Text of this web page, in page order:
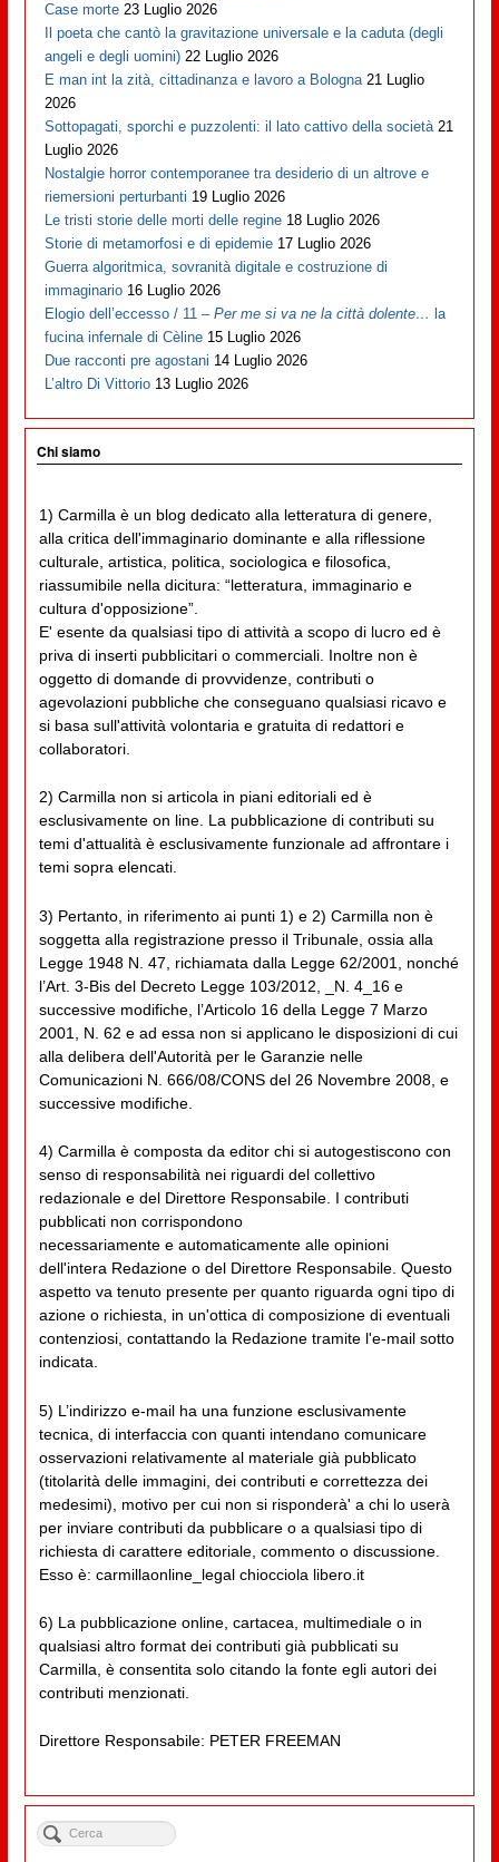
Case morte 23 Luglio 2026
Il poeta che cantò la gravitazione universale e la caduta (degli
angeli e degli uomini) 22 Luglio 2026
E man int la zità, cittadinanza e lavoro a Bologna 21 Luglio
2026
Sottopagati, sporchi e puzzolenti: il lato cattivo della società 21
Luglio 2026
Nostalgie horror contemporanee tra desiderio di un altrove e
riemersioni perturbanti 19 Luglio 2026
Le tristi storie delle morti delle regine 18 Luglio 2026
Storie di metamorfosi e di epidemie 17 Luglio 2026
Guerra algoritmica, sovranità digitale e costruzione di
immaginario 16 Luglio 2026
Elogio dell’eccesso / 11 –Per me si va ne la città dolente… la
fucina infernale di Cèline 15 Luglio 2026
Due racconti pre agostani 14 Luglio 2026
L’altro Di Vittorio 13 Luglio 2026
Chi siamo
1) Carmilla è un blog dedicato alla letteratura di genere,
alla critica dell'immaginario dominante e alla riflessione
culturale, artistica, politica, sociologica e filosofica,
riassumibile nella dicitura: “letteratura, immaginario e
cultura d'opposizione”.
E' esente da qualsiasi tipo di attività a scopo di lucro ed è
priva di inserti pubblicitari o commerciali. Inoltre non è
oggetto di domande di provvidenze, contributi o
agevolazioni pubbliche che conseguano qualsiasi ricavo e
si basa sull'attività volontaria e gratuita di redattori e
collaboratori.
2) Carmilla non si articola in piani editoriali ed è
esclusivamente on line. La pubblicazione di contributi su
temi d'attualità è esclusivamente funzionale ad affrontare i
temi sopra elencati.
3) Pertanto, in riferimento ai punti 1) e 2) Carmilla non è
soggetta alla registrazione presso il Tribunale, ossia alla
Legge 1948 N. 47, richiamata dalla Legge 62/2001, nonché
l’Art. 3-Bis del Decreto Legge 103/2012, _N. 4_16 e
successive modifiche, l’Articolo 16 della Legge 7 Marzo
2001, N. 62 e ad essa non si applicano le disposizioni di cui
alla delibera dell'Autorità per le Garanzie nelle
Comunicazioni N. 666/08/CONS del 26 Novembre 2008, e
successive modifiche.
4) Carmilla è composta da editor chi si autogestiscono con
senso di responsabilità nei riguardi del collettivo
redazionale e del Direttore Responsabile. I contributi
pubblicati non corrispondono
necessariamente e automaticamente alle opinioni
dell'intera Redazione o del Direttore Responsabile. Questo
aspetto va tenuto presente per quanto riguarda ogni tipo di
azione o richiesta, in un'ottica di composizione di eventuali
contenziosi, contattando la Redazione tramite l'e-mail sotto
indicata.
5) L’indirizzo e-mail ha una funzione esclusivamente
tecnica, di interfaccia con quanti intendano comunicare
osservazioni relativamente al materiale già pubblicato
(titolarità delle immagini, dei contributi e correttezza dei
medesimi), motivo per cui non si risponderà' a chi lo userà
per inviare contributi da pubblicare o a qualsiasi tipo di
richiesta di carattere editoriale, commento o discussione.
Esso è: carmillaonline_legal chiocciola libero.it
6) La pubblicazione online, cartacea, multimediale o in
qualsiasi altro format dei contributi già pubblicati su
Carmilla, è consentita solo citando la fonte egli autori dei
contributi menzionati.
Direttore Responsabile: PETER FREEMAN